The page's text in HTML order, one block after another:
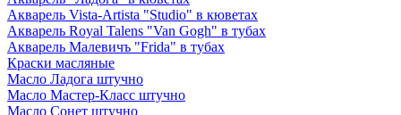
Акварель Vista-Artista "Studio" в кюветах
Акварель Royal Talens "Van Gogh" в тубах
Акварель Малевичъ "Frida" в тубах
Краски масляные
Масло Ладога штучно
Масло Мастер-Класс штучно
Масло Сонет штучно